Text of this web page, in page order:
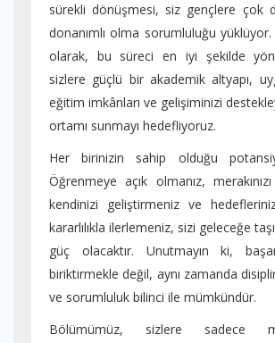
sürekli dönüşmesi, siz gençlere çok
donanımlı olma sorumluluğu
olarak, bu süreci en iyi şekilde
sizlere güçlü bir akademik altyapı,
eğitim imkânları ve gelişiminizi
ortamı sunmayı hedefliyoruz.
Her birinizin sahip olduğu
Öğrenmeye açık olmanız,
kendinizi geliştirmeniz ve
kararlılıkla ilerlemeniz, sizi geleceğe
güç olacaktır. Unutmayın ki,
biriktirmekle değil, aynı zamanda
ve sorumluluk bilinci ile mümkündür.
Bölümümüz, sizlere sadece